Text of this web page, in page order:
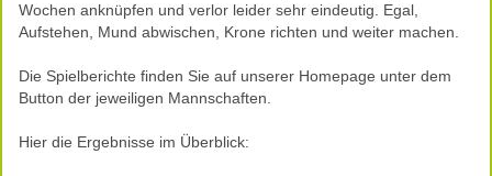
Wochen anknüpfen und verlor leider sehr eindeutig. Egal,
Aufstehen, Mund abwischen, Krone richten und weiter machen.
Die Spielberichte finden Sie auf unserer Homepage unter dem
Button der jeweiligen Mannschaften.
Hier die Ergebnisse im Überblick: